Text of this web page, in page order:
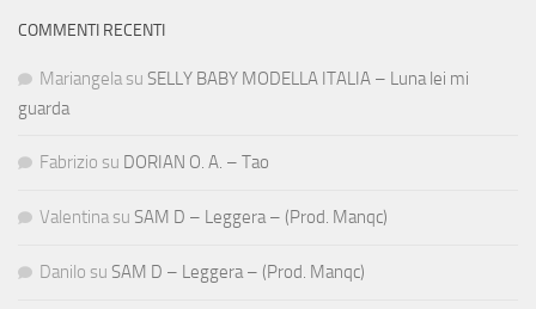
COMMENTI RECENTI
Mariangela su SELLY BABY MODELLA ITALIA – Luna lei mi
guarda
Fabrizio su DORIAN O. A. – Tao
Valentina su SAM D – Leggera – (Prod. Manqc)
Danilo su SAM D – Leggera – (Prod. Manqc)